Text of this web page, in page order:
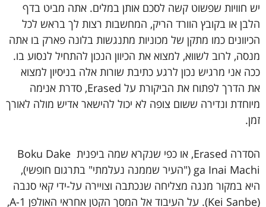
יש חוויות שפשוט קשה לסכם אותן במלים. אתה מביט בדף
הלבן או בקובץ הוורד הריק, המחשבות רצות לך בראש לכל
הכיוונים כמו מתקן של מכוניות מתנגשות בלונה פארק בו אתה
מנסה, לרוב לשווא, למצוא את הכיוון הנכון להתחיל לנסוע בו.
ככה אני מרגיש נכון לרגע כתיבת שורות אלה בניסיון למצוא
את הדרך לפתוח את הביקורת על Erased, סדרת אנימה
מיוחדת ונדירה ששום צופה לא יכול להישאר אדיש מולה לאורך
זמן.
הסדרה Erased, או כפי שנקרא שמה ביפנית Boku Dake
ga Inai Machi ("העיר שממנה נעלמתי" בתרגום חופשי),
היא במקור מנגה מצליחה שנכתבה וצויירה על-ידי קאי סנבה
(Kei Sanbe). על העיבוד אל המסך הקטן אחראי האולפן A-1,